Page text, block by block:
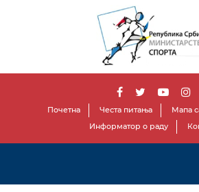
Почетна Честа питања Мапа
Информатор о раду